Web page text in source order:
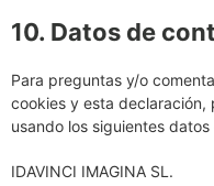
10. Datos de
Para preguntas y/o
cookies y esta
usando los siguientes
IDAVINCI IMAGINA SL.